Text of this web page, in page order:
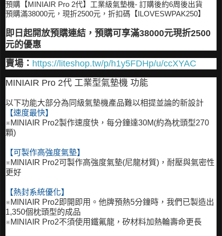
預購【MINIAIR Pro 2代】工業級氣墊機- 訂購後約6周後出貨
預購滿38000元，現折2500元，折扣碼【ILOVESWPAK250】
即日起開放預購連結，預購可享滿38000元現折2500
元的優惠
賣場： https://liteshop.tw/p/h1y5FDHp/u/ccXYAC
MINIAIR Pro 2代 工業型氣墊機 功能
以下功能大部分為同級氣墊機產品難以相提並論的新設計
【速度最快】
※MINIAIR Pro2製作速度快，每分鐘達30M(約為枕頭型270
顆)
【可製作高強度氣墊】
※MINIAIR Pro2可製作高強度氣墊(尼龍材質)，耐壓與氣密性
更好
【熱封系統優化】
※MINIAIR Pro2 即開即用。他牌預熱5分鐘時，我們已製造出
1,350個枕頭型的成品
※MINIAIR Pro2不須使用鐵氟龍，矽材料加熱輪壽命更長